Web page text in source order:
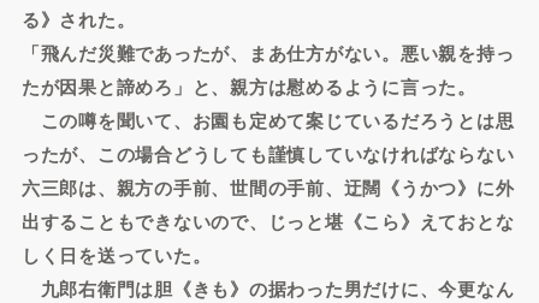
る》された。
「飛んだ災難であったが、まあ仕方がない。悪い親を持っ
たが因果と諦めろ」と、親方は慰めるように言った。
この噂を聞いて、お園も定めて案じているだろうとは思
ったが、この場合どうしても謹慎していなければならない
六三郎は、親方の手前、世間の手前、迂闊《うかつ》に外
出することもできないので、じっと堪《こら》えておとな
しく日を送っていた。
九郎右衛門は胆《きも》の据わった男だけに、今更なん